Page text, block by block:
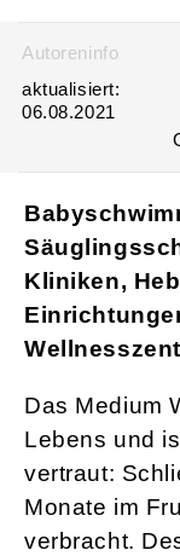
Autoreninfo
aktualisiert:
06.08.2021
Kliniken,
Das Medium
Lebens und
vertraut:
Monate im
verbracht.